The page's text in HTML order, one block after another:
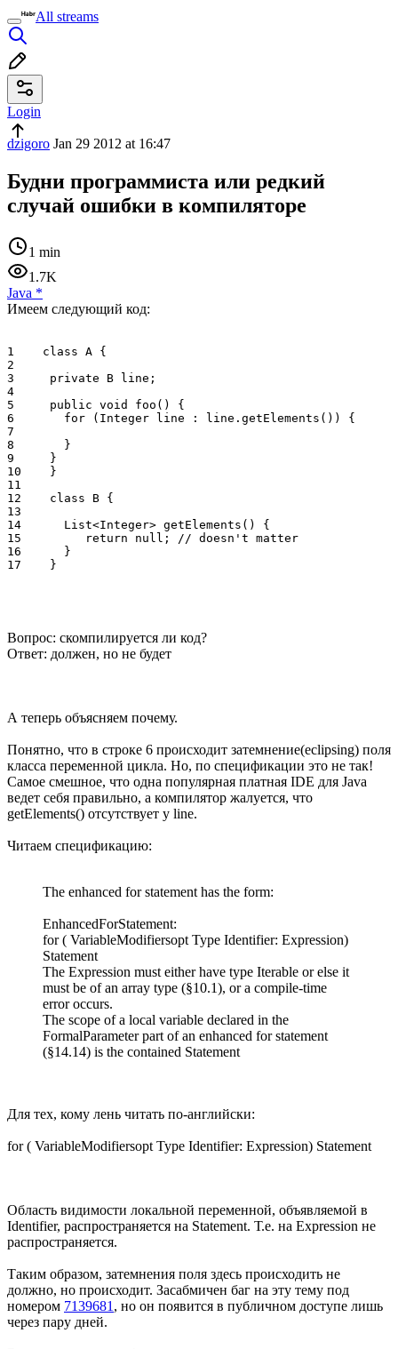
All streams
Login
dzigoro Jan 29 2012 at 16:47
Будни программиста или редкий
случай ошибки в компиляторе
1 min
1.7K
Java *
Имеем следующий код:
1    class A {
2
3     private B line;
4
5     public void foo() {
6       for (Integer line : line.getElements()) {
7
8       }
9     }
10    }
11
12    class B {
13
14      List<Integer> getElements() {
15         return null; // doesn't matter
16      }
Вопрос: скомпилируется ли код?
Ответ: должен, но не будет
А теперь объясняем почему.
Понятно, что в строке 6 происходит затемнение(eclipsing) поля
класса переменной цикла. Но, по спецификации это не так!
Самое смешное, что одна популярная платная IDE для Java
ведет себя правильно, а компилятор жалуется, что
getElements() отсутствует у line.
Читаем спецификацию:
The enhanced for statement has the form:
EnhancedForStatement:
for ( VariableModifiersopt Type Identifier: Expression)
Statement
The Expression must either have type Iterable or else it
must be of an array type (§10.1), or a compile-time
error occurs.
The scope of a local variable declared in the
FormalParameter part of an enhanced for statement
(§14.14) is the contained Statement
Для тех, кому лень читать по-английски:
for ( VariableModifiersopt Type Identifier: Expression) Statement
Область видимости локальной переменной, объявляемой в
Identifier, распространяется на Statement. Т.е. на Expression не
распространяется.
Таким образом, затемнения поля здесь происходить не
должно, но происходит. Засабмичен баг на эту тему под
номером 7139681 , но он появится в публичном доступе лишь
через пару дней.